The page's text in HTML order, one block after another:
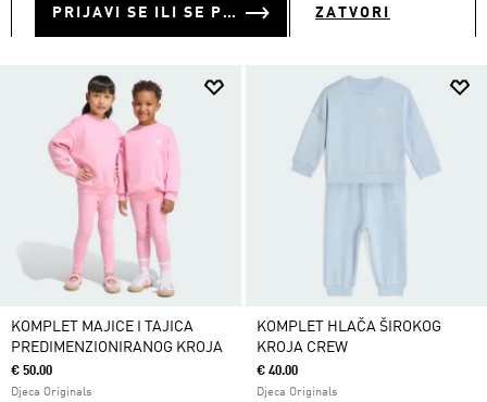
PRIJAVI SE ILI SE PRIDRUŽI SADA ZATVORI
KOMPLET MAJICE I TAJICA
PREDIMENZIONIRANOG KROJA
€ 50.00
Djeca Originals
KOMPLET HLAČA ŠIROKOG
KROJA CREW
€ 40.00
Djeca Originals